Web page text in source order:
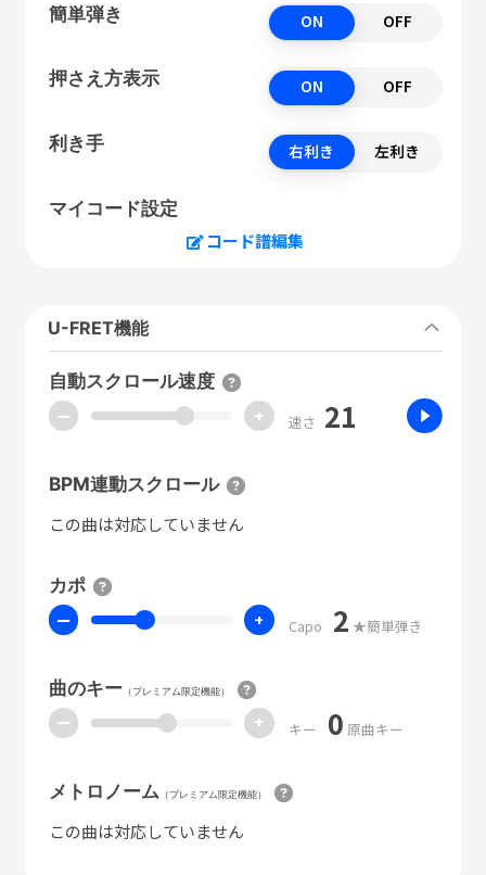
簡単弾き ON OFF
押さえ方表示 ON OFF
利き手 右利き 左利き
マイコード設定
コード譜編集
U-FRET機能
自動スクロール速度
ー + 速さ 21
BPM連動スクロール
この曲は対応していません
カポ
ー + Capo 2 ★簡単弾き
曲のキー（プレミアム限定機能）
ー + キー 0 原曲キー
メトロノーム （プレミアム限定機能）
この曲は対応していません